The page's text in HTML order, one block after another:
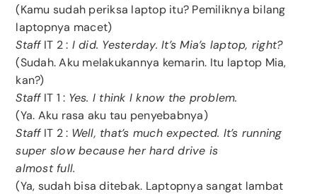
(Kamu sudah periksa laptop itu? Pemiliknya bilang
laptopnya macet)
StaffIT 2 : I did. Yesterday. It’s Mia’s laptop, right?
(Sudah. Aku melakukannya kemarin. Itu laptop Mia,
kan?)
StaffIT 1 : Yes. I think I know the problem.
(Ya. Aku rasa aku tau penyebabnya)
StaffIT 2 : Well, that’s much expected. It’s running
super slow because her hard drive is
almost full.
(Ya, sudah bisa ditebak. Laptopnya sangat lambat